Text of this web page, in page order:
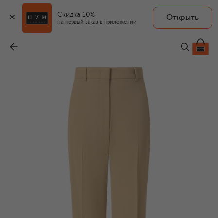
Скидка 10%
на первый заказ в приложении
Открыть
MAX MARA STUDIO
23 050 ₽